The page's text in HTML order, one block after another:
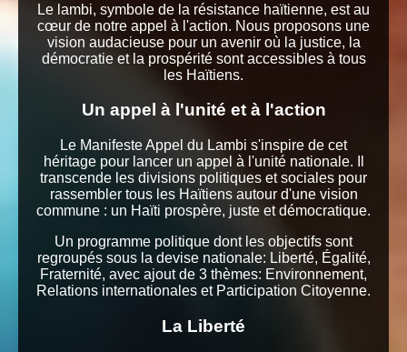
Le lambi, symbole de la résistance haïtienne, est au
cœur de notre appel à l'action. Nous proposons une
vision audacieuse pour un avenir où la justice, la
démocratie et la prospérité sont accessibles à tous
les Haïtiens.
Un appel à l'unité et à l'action
Le Manifeste Appel du Lambi s'inspire de cet
héritage pour lancer un appel à l'unité nationale. Il
transcende les divisions politiques et sociales pour
rassembler tous les Haïtiens autour d'une vision
commune : un Haïti prospère, juste et démocratique.
Un programme politique dont les objectifs sont
regroupés sous la devise nationale: Liberté, Égalité,
Fraternité, avec ajout de 3 thèmes: Environnement,
Relations internationales et Participation Citoyenne.
La Liberté